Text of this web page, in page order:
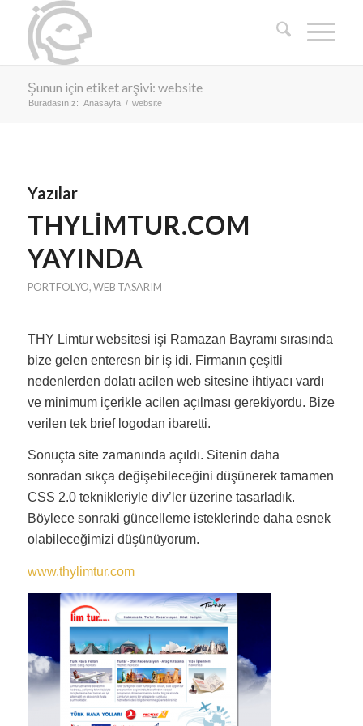
Şunun için etiket arşivi: website
Buradasınız: Anasayfa / website
Yazılar
THYLIMTUR.COM
YAYINDA
PORTFOLYO,WEB TASARIM
THY Limtur websitesi işi Ramazan Bayramı sırasında
bize gelen enteresn bir iş idi. Firmanın çeşitli
nedenlerden dolatı acilen web sitesine ihtiyacı vardı
ve minimum içerikle acilen açılması gerekiyordu. Bize
verilen tek brief logodan ibaretti.
Sonuçta site zamanında açıldı. Sitenin daha
sonradan sıkça değişebileceğini düşünerek tamamen
CSS 2.0 teknikleriyle div’ler üzerine tasarladık.
Böylece sonraki güncelleme isteklerinde daha esnek
olabileceğimizi düşünüyorum.
www.thylimtur.com